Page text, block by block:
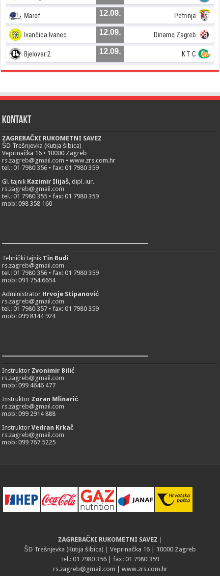
Marof 12.09. Petrinja
Ivančica Ivanec 12.09. Dinamo Zagreb
Bjelovar 2 12.09. K T C
Kontakt
ZAGREBAČKI RUKOMETNI SAVEZ
ŠD Trešnjevka (Kutija šibica)
Veprinačka 16 • 10000 Zagreb
rs.zagreb@gmail.com • www.zrs.com.hr
tel.: 01 7980 356 • fax: 01 7980 359
Gl. tajnik Kazimir Ilijaš, dipl. iur.
rs.zagreb@gmail.com
tel.: 01 7980 355 • fax: 01 7980 359
mob: 098 358 160
___________________________
Tehnički tajnik Tin Budi
rs.zagreb@gmail.com
tel.: 01 7980 356 • fax: 01 7980 359
mob: 091 754 6654
Administrator Hrvoje Stipanović
rs.zagreb@gmail.com
tel.: 01 7980 357 • fax: 01 7980 359
mob: 099 8144 924
___________________________
Instruktor Zvonimir Bilić
rs.zagreb@gmail.com
mob: 099 4646 477
Instruktor Zoran Mlinarić
rs.zagreb@gmail.com
mob: 099 2914 888
InstruktorVedran Krkač
rs.zagreb@gmail.com
mob: 099 767 5225
ZAGREBAČKI RUKOMETNI SAVEZ
ŠD Trešnjevka (Kutija šibica) | Veprinačka 16 | 10000 Zagreb
tel.: 01 7980 356 | fax: 01 7980 359
rs.zagreb@gmail.com | www.zrs.com.hr